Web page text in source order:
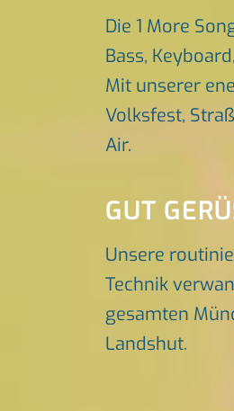
Die 1 More
Bass,
Mit unserer
Volksfest,
Air.
GUT
Unsere
Technik
gesamten
Landshut.